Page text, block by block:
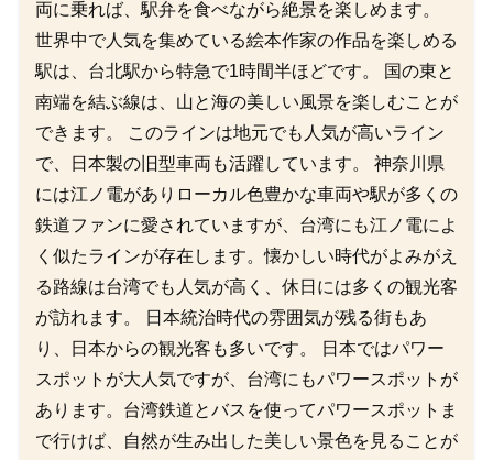
両に乗れば、駅弁を食べながら絶景を楽しめます。
世界中で人気を集めている絵本作家の作品を楽しめる
駅は、台北駅から特急で1時間半ほどです。 国の東と
南端を結ぶ線は、山と海の美しい風景を楽しむことが
できます。 このラインは地元でも人気が高いライン
で、日本製の旧型車両も活躍しています。 神奈川県
には江ノ電がありローカル色豊かな車両や駅が多くの
鉄道ファンに愛されていますが、台湾にも江ノ電によ
く似たラインが存在します。懐かしい時代がよみがえ
る路線は台湾でも人気が高く、休日には多くの観光客
が訪れます。 日本統治時代の雰囲気が残る街もあ
り、日本からの観光客も多いです。 日本ではパワー
スポットが大人気ですが、台湾にもパワースポットが
あります。台湾鉄道とバスを使ってパワースポットま
で行けば、自然が生み出した美しい景色を見ることが